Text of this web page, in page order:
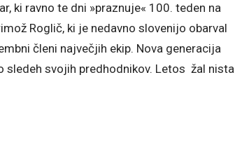
ki ravno te dni »praznuje« 100. teden na
Roglič, ki je nedavno slovenijo obarval
členi največjih ekip. Nova generacija
sledeh svojih predhodnikov. Letos žal nista